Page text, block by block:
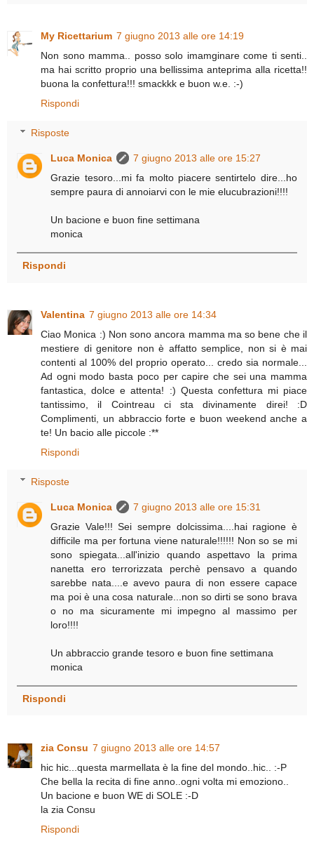
My Ricettarium 7 giugno 2013 alle ore 14:19
Non sono mamma.. posso solo imamginare come ti senti..
ma hai scritto proprio una bellissima anteprima alla ricetta!!
buona la confettura!!! smackkk e buon w.e. :-)
Rispondi
Risposte
Luca Monica
7 giugno 2013 alle ore 15:27
Grazie tesoro...mi fa molto piacere sentirtelo dire...ho
sempre paura di annoiarvi con le mie elucubrazioni!!!!
Un bacione e buon fine settimana
monica
Rispondi
Valentina 7 giugno 2013 alle ore 14:34
Ciao Monica :) Non sono ancora mamma ma so bene che il
mestiere di genitore non è affatto semplice, non si è mai
contenti al 100% del proprio operato... credo sia normale...
Ad ogni modo basta poco per capire che sei una mamma
fantastica, dolce e attenta! :) Questa confettura mi piace
tantissimo, il Cointreau ci sta divinamente direi! :D
Complimenti, un abbraccio forte e buon weekend anche a
te! Un bacio alle piccole :**
Rispondi
Risposte
Luca Monica
7 giugno 2013 alle ore 15:31
Grazie Vale!!! Sei sempre dolcissima....hai ragione è
difficile ma per fortuna viene naturale!!!!!! Non so se mi
sono spiegata...all'inizio quando aspettavo la prima
nanetta ero terrorizzata perchè pensavo a quando
sarebbe nata....e avevo paura di non essere capace
ma poi è una cosa naturale...non so dirti se sono brava
o no ma sicuramente mi impegno al massimo per
loro!!!!
Un abbraccio grande tesoro e buon fine settimana
monica
Rispondi
zia Consu 7 giugno 2013 alle ore 14:57
hic hic...questa marmellata è la fine del mondo..hic.. :-P
Che bella la recita di fine anno..ogni volta mi emoziono..
Un bacione e buon WE di SOLE :-D
la zia Consu
Rispondi